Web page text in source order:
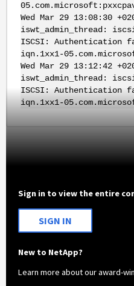
Wed Mar 29 13:08:30
iswt_admin_thread:
ISCSI:
iqn.1xx1-
Wed Mar 29 13:12:42
iswt_admin_thread:
ISCSI:
iqn.1xx1-
Sign in to view the entire
SIGN IN
New to NetApp?
Learn more about our award-